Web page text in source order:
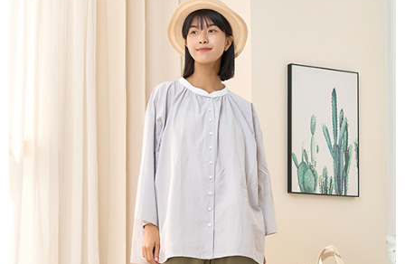
５．嚴禁一人註冊多個帳號或使用他人資訊註冊。若發現惡意使用之情形，
恩沛科技股份有限公司將有權停止該用戶之使用額度並採取法律行動。